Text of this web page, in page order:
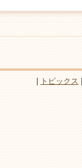
トピックス